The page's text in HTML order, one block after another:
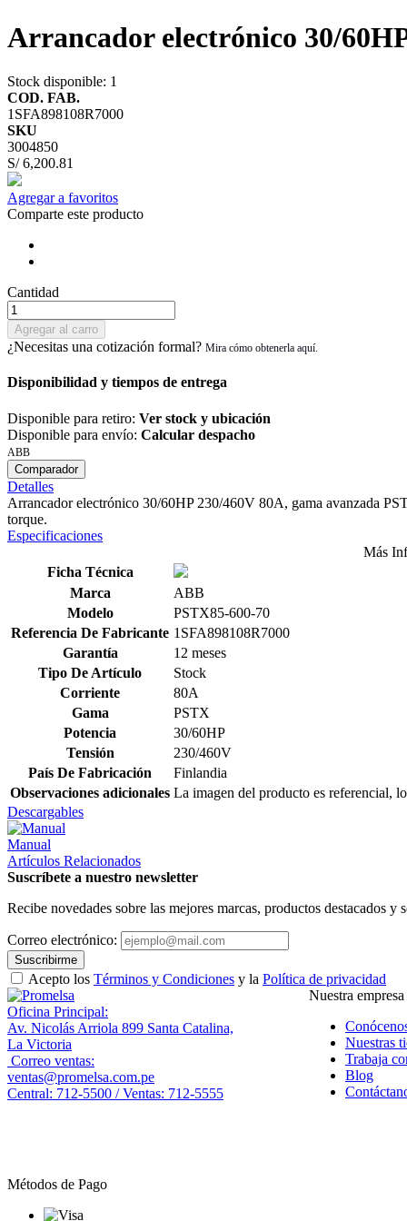
Arrancador electrónico 30/
Stock disponible: 1
COD. FAB.
1SFA898108R7000
SKU
3004850
S/ 6,200.81
Agregar a favoritos
Comparte este producto
Cantidad
Agregar al carro
¿Necesitas una cotización formal?
Disponibilidad y tiempos de entrega
Disponible para retiro: Ver stock y ubicación
Disponible para envío: Calcular despacho
ABB
Comparador
Detalles
Arrancador electrónico 30/60HP 230/460V 80A, gama avanzada
torque.
Especificaciones
Más
Ficha Técnica
Marca
ABB
Modelo
PSTX85-600-70
Referencia De Fabricante 1SFA898108R7000
Garantía
12 meses
Tipo De Artículo
Stock
Corriente
80A
Gama
PSTX
Potencia
30/60HP
Tensión
230/460V
País De Fabricación
Finlandia
Observaciones adicionales La imagen del producto es referencial,
Descargables
Manual
Artículos Relacionados
Suscríbete a nuestro newsletter
Recibe novedades sobre las mejores marcas, productos destacados y
Correo electrónico:
Suscribirme
Acepto los Términos y Condiciones y la Política de privacidad
Oficina Principal:
Av. Nicolás Arriola 899 Santa Catalina,
La Victoria
Correo ventas:
ventas@promelsa.com.pe
Central: 712-5500 / Ventas: 712-5555
Nuestra empresa
Nuestras
Trabaja
Blog
Métodos de Pago